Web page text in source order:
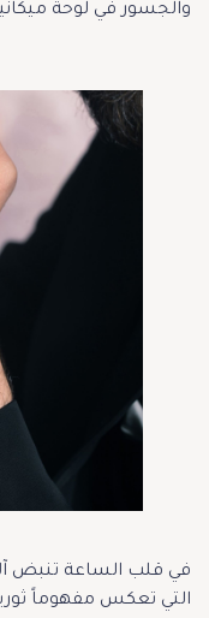
والجسور في لوحة
التي تعكس مفهوماً